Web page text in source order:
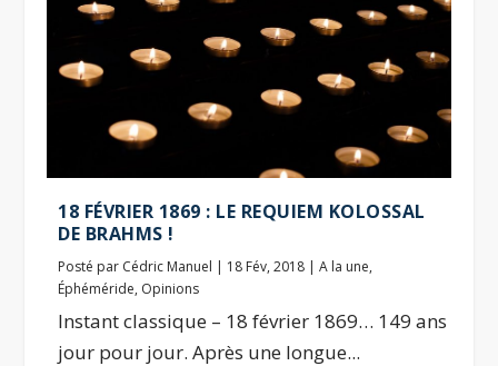
18 FÉVRIER 1869 : LE REQUIEM KOLOSSAL
DE BRAHMS !
Posté par Cédric Manuel | 18 Fév, 2018 |A la une,
Éphéméride, Opinions
Instant classique – 18 février 1869… 149 ans
jour pour jour. Après une longue...